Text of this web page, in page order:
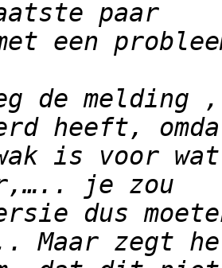
de melding
is voor
dus